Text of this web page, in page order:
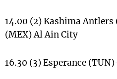
14.00 (2) Kashima
(MEX) Al Ain City
16.30 (3) Esperance